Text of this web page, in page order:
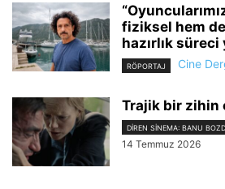
fiziksel hem
hazırlık
RÖPORTAJ Cine
Trajik bir zihin
DIREN SINEMA: BANU
14 Temmuz 2026